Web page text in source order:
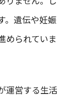
。遺伝や妊娠
められていま
運営する生活